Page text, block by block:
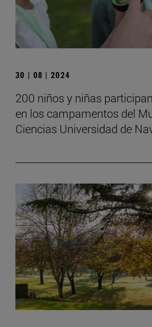
30 | 08 | 2024
200 niños y niñas
en los campamentos del
Ciencias Universidad de